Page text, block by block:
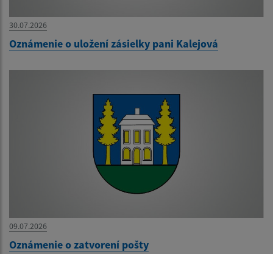
30.07.2026
Oznámenie o uložení zásielky pani Kalejová
09.07.2026
Oznámenie o zatvorení pošty